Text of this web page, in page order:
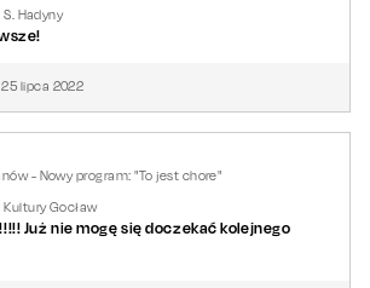
Hadyny
25 lipca 2022
- Nowy program: "To jest chore"
Gocław
Już nie mogę się doczekać kolejnego